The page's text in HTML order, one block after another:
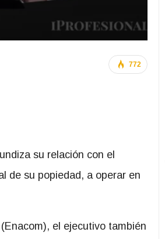
772
su relación con el
de su popiedad, a operar en
el ejecutivo también